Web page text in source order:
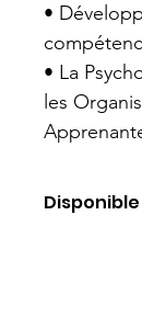
•
• La
les
Disponible